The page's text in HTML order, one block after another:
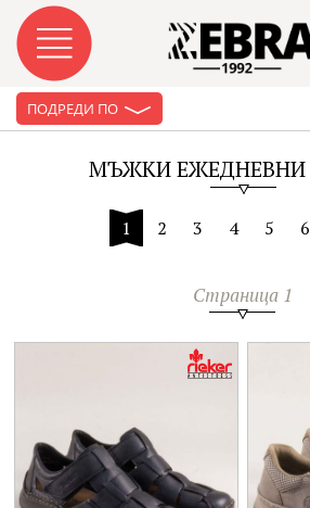
ПОДРЕДИ ПО
МЪЖКИ ЕЖЕДНЕВНИ
1 2 3 4 5 6
Страница 1